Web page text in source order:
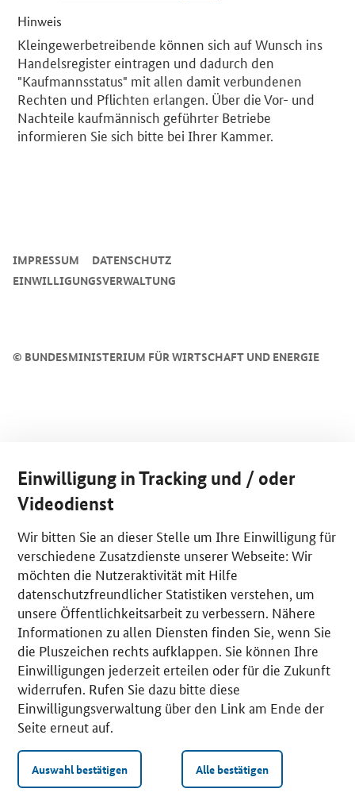
Hinweis
Kleingewerbetreibende können sich auf Wunsch ins
Handelsregister eintragen und dadurch den
"Kaufmannsstatus" mit allen damit verbundenen
Rechten und Pflichten erlangen. Über die Vor- und
Nachteile kaufmännisch geführter Betriebe
informieren Sie sich bitte bei Ihrer Kammer.
© BUNDESMINISTERIUM FÜR WIRTSCHAFT UND ENERGIE
IMPRESSUM
DATENSCHUTZ
EINWILLIGUNGSVERWALTUNG
Einwilligung in Tracking und / oder
Videodienst
Wir bitten Sie an dieser Stelle um Ihre Einwilligung für
verschiedene Zusatzdienste unserer Webseite: Wir
möchten die Nutzeraktivität mit Hilfe
datenschutzfreundlicher Statistiken verstehen, um
unsere Öffentlichkeitsarbeit zu verbessern. Nähere
Informationen zu allen Diensten finden Sie, wenn Sie
die Pluszeichen rechts aufklappen. Sie können Ihre
Einwilligungen jederzeit erteilen oder für die Zukunft
widerrufen. Rufen Sie dazu bitte diese
Einwilligungsverwaltung über den Link am Ende der
Seite erneut auf.
Auswahl bestätigen Alle bestätigen